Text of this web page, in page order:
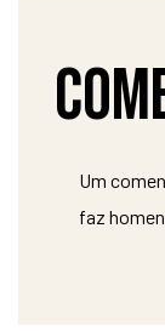
Um
faz